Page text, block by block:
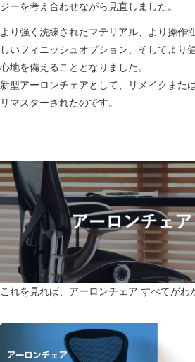
ジーを考え合わせながら見直しました。
より強く洗練されたマテリアル、より操作
しいフィニッシュオプション、そしてより
心地を備えることとなりました。
新型アーロンチェアとして、リメイクまた
リマスターされたのです。
これを見れば、アーロンチェア すべてがわ